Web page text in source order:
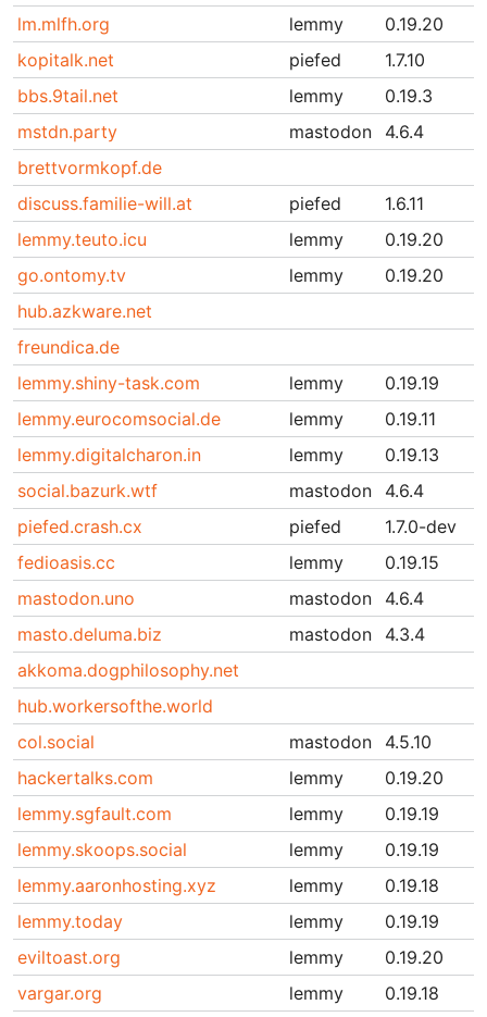
lm.mlfh.org
lemmy
0.19.20
kopitalk.net
piefed
1.7.10
bbs.9tail.net
lemmy
0.19.3
mstdn.party
mastodon
4.6.4
brettvormkopf.de
discuss.familie-will.at
piefed
1.6.11
lemmy.teuto.icu
lemmy
0.19.20
go.ontomy.tv
lemmy
0.19.20
hub.azkware.net
freundica.de
lemmy.shiny-task.com
lemmy
0.19.19
lemmy.eurocomsocial.de
lemmy
0.19.11
lemmy.digitalcharon.in
lemmy
0.19.13
social.bazurk.wtf
mastodon
4.6.4
piefed.crash.cx
piefed
1.7.0-dev
fedioasis.cc
lemmy
0.19.15
mastodon.uno
mastodon
4.6.4
masto.deluma.biz
mastodon
4.3.4
akkoma.dogphilosophy.net
hub.workersofthe.world
col.social
mastodon
4.5.10
hackertalks.com
lemmy
0.19.20
lemmy.sgfault.com
lemmy
0.19.19
lemmy.skoops.social
lemmy
0.19.19
lemmy.aaronhosting.xyz
lemmy
0.19.18
lemmy.today
lemmy
0.19.19
eviltoast.org
lemmy
0.19.20
vargar.org
lemmy
0.19.18